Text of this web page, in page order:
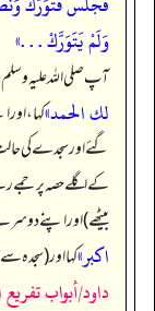
وَلَمْ يَتَوَرَّكْ . . .»
آپ صلی اللہ علیہ وسلم
لك الحمد»کہا،
گئے اور سجدے کی
کے اگلے حصہ پر جمے
بیٹھے) اور اپنے
اكبر»کہا اور (سجدہ
داود/أبواب تفريع